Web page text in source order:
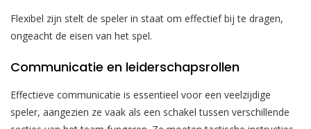
Flexibel zijn stelt de speler in staat om effectief bij te dragen,
ongeacht de eisen van het spel.
Communicatie en leiderschapsrollen
Effectieve communicatie is essentieel voor een veelzijdige
speler, aangezien ze vaak als een schakel tussen verschillende